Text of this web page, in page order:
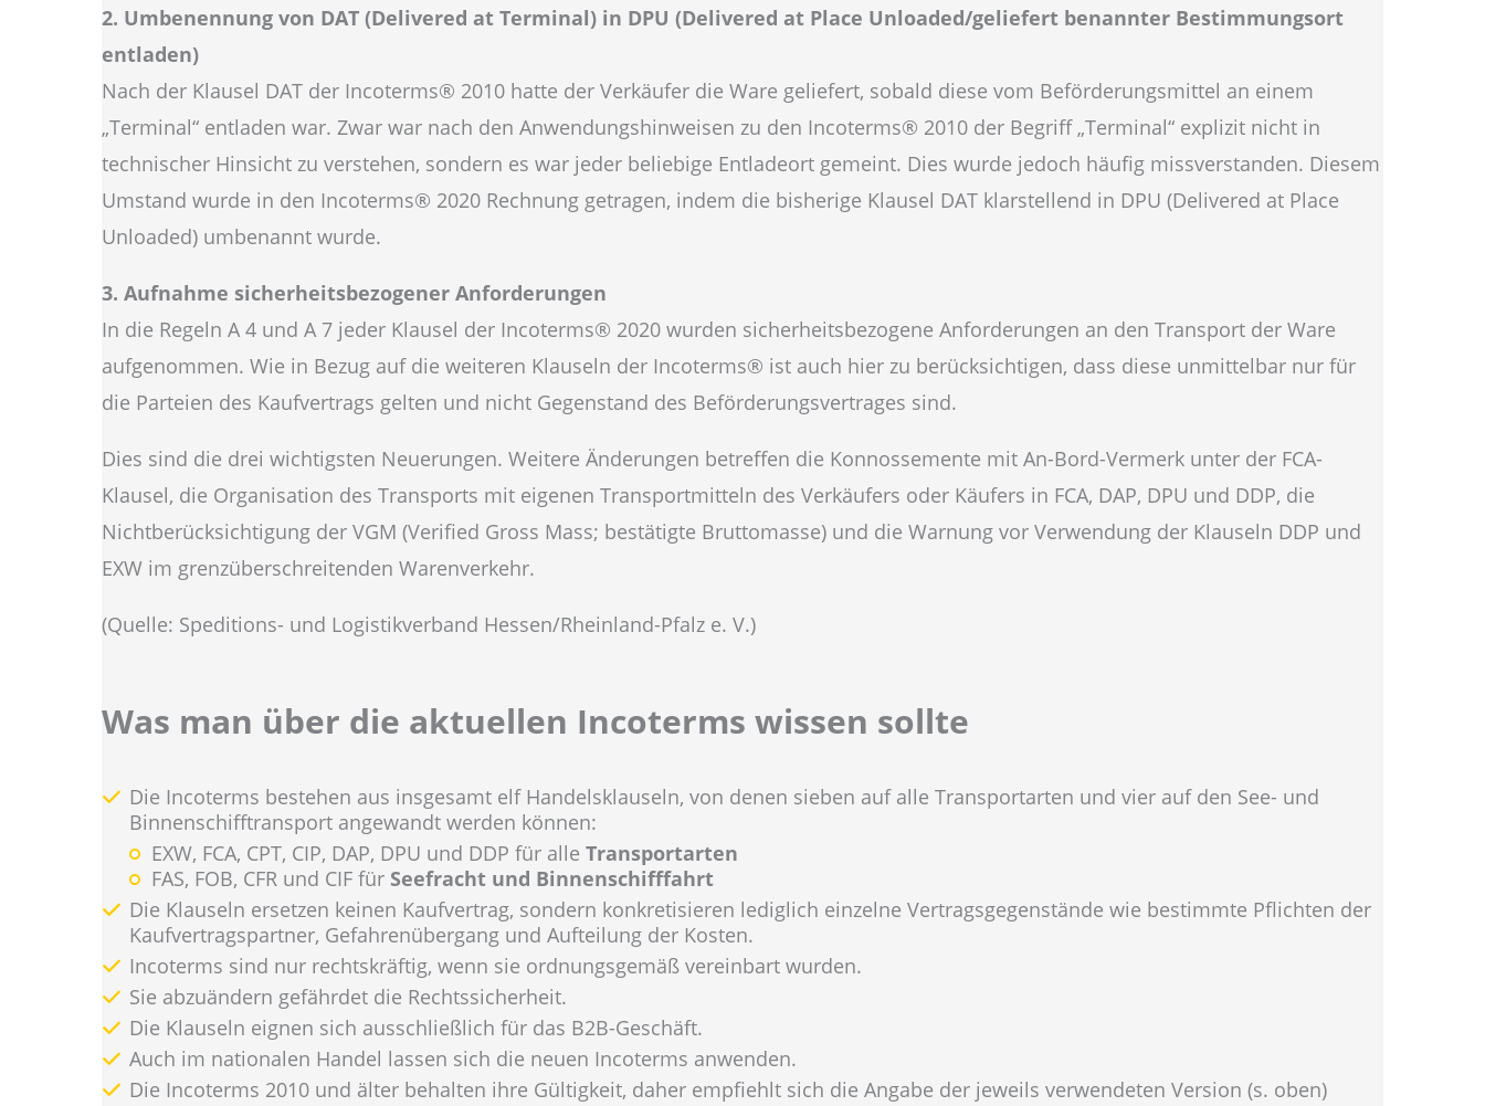
2. Umbenennung von DAT (Delivered at Terminal) in DPU (Delivered at Place Unloaded/geliefert benannter Bestimmungsort
entladen)
Nach der Klausel DAT der Incoterms® 2010 hatte der Verkäufer die Ware geliefert, sobald diese vom Beförderungsmittel an einem
„Terminal“ entladen war. Zwar war nach den Anwendungshinweisen zu den Incoterms® 2010 der Begriff „Terminal“ explizit nicht in
technischer Hinsicht zu verstehen, sondern es war jeder beliebige Entladeort gemeint. Dies wurde jedoch häufig missverstanden. Diesem
Umstand wurde in den Incoterms® 2020 Rechnung getragen, indem die bisherige Klausel DAT klarstellend in DPU (Delivered at Place
Unloaded) umbenannt wurde.
3. Aufnahme sicherheitsbezogener Anforderungen
In die Regeln A 4 und A 7 jeder Klausel der Incoterms® 2020 wurden sicherheitsbezogene Anforderungen an den Transport der Ware
aufgenommen. Wie in Bezug auf die weiteren Klauseln der Incoterms® ist auch hier zu berücksichtigen, dass diese unmittelbar nur für
die Parteien des Kaufvertrags gelten und nicht Gegenstand des Beförderungsvertrages sind.
Dies sind die drei wichtigsten Neuerungen. Weitere Änderungen betreffen die Konnossemente mit An-Bord-Vermerk unter der FCA-
Klausel, die Organisation des Transports mit eigenen Transportmitteln des Verkäufers oder Käufers in FCA, DAP, DPU und DDP, die
Nichtberücksichtigung der VGM (Verified Gross Mass; bestätigte Bruttomasse) und die Warnung vor Verwendung der Klauseln DDP und
EXW im grenzüberschreitenden Warenverkehr.
(Quelle: Speditions- und Logistikverband Hessen/Rheinland-Pfalz e. V.)
Was man über die aktuellen Incoterms wissen sollte
Die Incoterms bestehen aus insgesamt elf Handelsklauseln, von denen sieben auf alle Transportarten und vier auf den See- und
Binnenschifftransport angewandt werden können:
EXW, FCA, CPT, CIP, DAP, DPU und DDP für alle Transportarten
FAS, FOB, CFR und CIF für Seefracht und Binnenschifffahrt
Die Klauseln ersetzen keinen Kaufvertrag, sondern konkretisieren lediglich einzelne Vertragsgegenstände wie bestimmte Pflichten der
Kaufvertragspartner, Gefahrenübergang und Aufteilung der Kosten.
Incoterms sind nur rechtskräftig, wenn sie ordnungsgemäß vereinbart wurden.
Sie abzuändern gefährdet die Rechtssicherheit.
Die Klauseln eignen sich ausschließlich für das B2B-Geschäft.
Auch im nationalen Handel lassen sich die neuen Incoterms anwenden.
Die Incoterms 2010 und älter behalten ihre Gültigkeit, daher empfiehlt sich die Angabe der jeweils verwendeten Version (s. oben)